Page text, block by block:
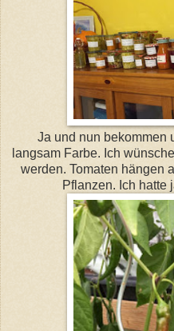
Ja und nun bekommen
langsam Farbe. Ich
werden. Tomaten hängen
Pflanzen. Ich hatte